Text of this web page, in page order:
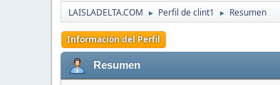
LAISLADELTA.COM ► Perfil de clint1 ► Resumen
Información del Perfil
Resumen